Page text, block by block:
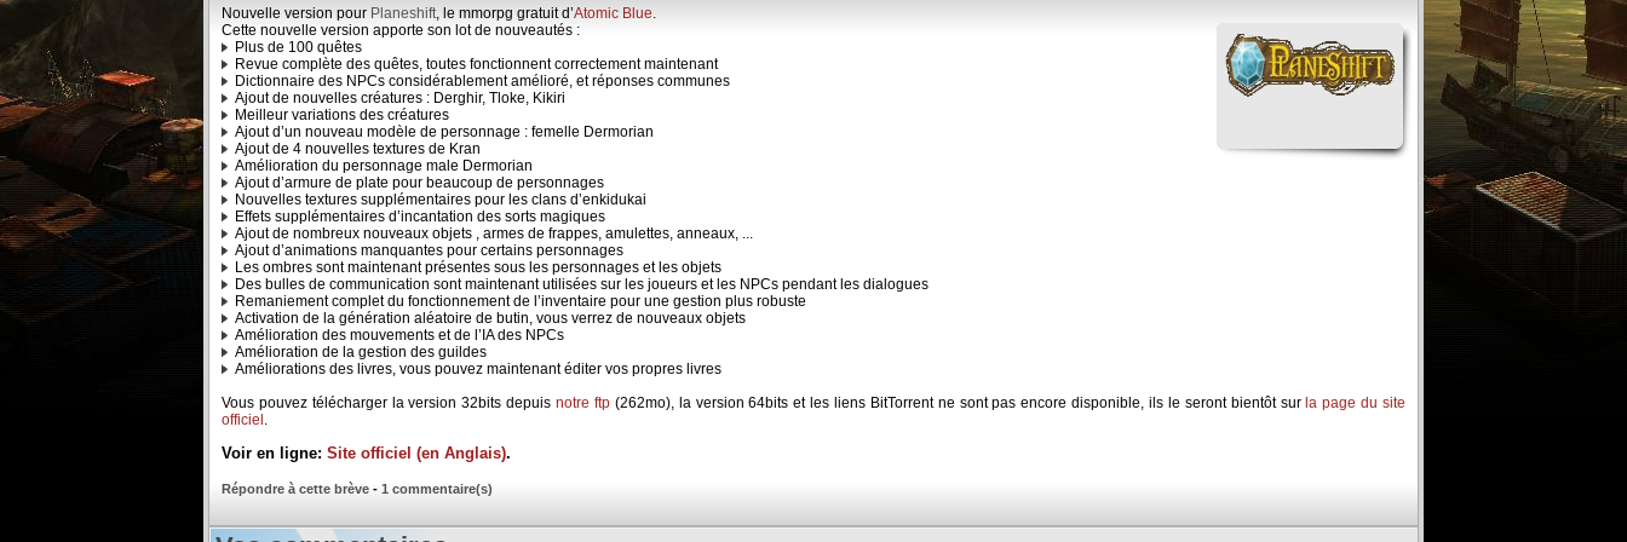
Nouvelle version pour Planeshift, le mmorpg gratuit d’Atomic Blue.
Cette nouvelle version apporte son lot de nouveautés :
Plus de 100 quêtes
Revue complète des quêtes, toutes fonctionnent correctement maintenant
Dictionnaire des NPCs considérablement amélioré, et réponses communes
Ajout de nouvelles créatures : Derghir, Tloke, Kikiri
Meilleur variations des créatures
Ajout d’un nouveau modèle de personnage : femelle Dermorian
Ajout de 4 nouvelles textures de Kran
Amélioration du personnage male Dermorian
Ajout d’armure de plate pour beaucoup de personnages
Nouvelles textures supplémentaires pour les clans d’enkidukai
Effets supplémentaires d’incantation des sorts magiques
Ajout de nombreux nouveaux objets , armes de frappes, amulettes, anneaux, ...
Ajout d’animations manquantes pour certains personnages
Les ombres sont maintenant présentes sous les personnages et les objets
Des bulles de communication sont maintenant utilisées sur les joueurs et les NPCs pendant les dialogues
Remaniement complet du fonctionnement de l’inventaire pour une gestion plus robuste
Activation de la génération aléatoire de butin, vous verrez de nouveaux objets
Amélioration des mouvements et de l’IA des NPCs
Amélioration de la gestion des guildes
Améliorations des livres, vous pouvez maintenant éditer vos propres livres
Vous pouvez télécharger la version 32bits depuisnotre ftp(262mo), la version 64bits et les liens BitTorrent ne sont pas encore disponible, ils le seront bientôt sur la page du site
officiel .
Voir en ligne: Site officiel (en Anglais).
Répondre à cette brève - 1 commentaire(s)